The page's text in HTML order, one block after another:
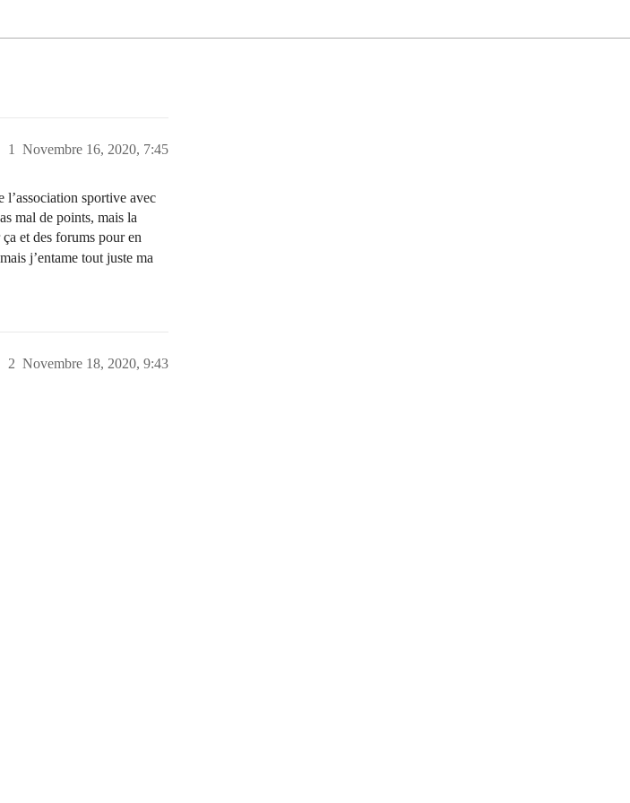
Novembre 16, 2020, 7:45
1
l’association sportive avec
mal de points, mais la
et des forums pour en
j’entame tout juste ma
Novembre 18, 2020, 9:43
2